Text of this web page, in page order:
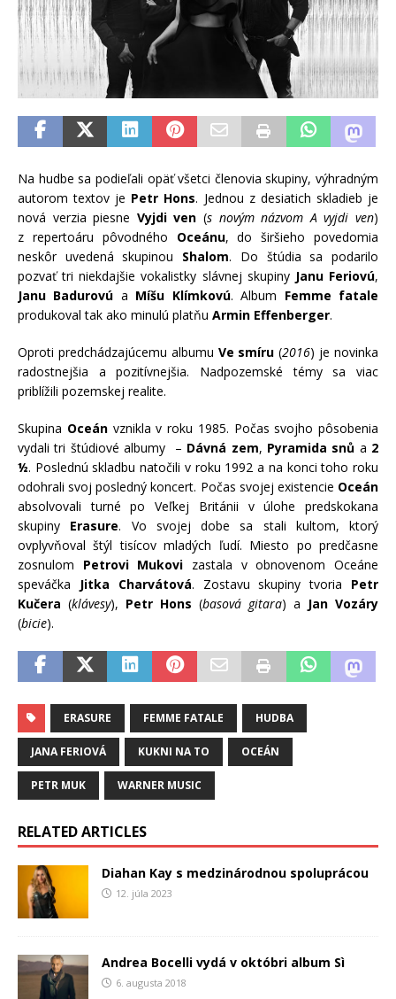
Na hudbe sa podieľali opäť všetci členovia skupiny, výhradným
autorom textov je Petr Hons. Jednou z desiatich skladieb je
nová verzia piesne Vyjdi ven (s novým názvom A vyjdi ven)
z repertoáru pôvodného Oceánu, do širšieho povedomia
neskôr uvedená skupinou Shalom. Do štúdia sa podarilo
pozvať tri niekdajšie vokalistky slávnej skupiny Janu Feriovú,
Janu Badurovú a Míšu Klímkovú. Album Femme fatale
produkoval tak ako minulú platňu Armin Effenberger.
Oproti predchádzajúcemu albumu Ve smíru (2016) je novinka
radostnejšia a pozitívnejšia. Nadpozemské témy sa viac
priblížili pozemskej realite.
Skupina Oceánvznikla v roku 1985. Počas svojho pôsobenia
vydali tri štúdiové albumy – Dávná zem, Pyramida snů a 2
½. Poslednú skladbu natočili v roku 1992 a na konci toho roku
odohrali svoj posledný koncert. Počas svojej existencie Oceán
absolvovali turné po Veľkej Británii v úlohe predskokana
skupiny Erasure. Vo svojej dobe sa stali kultom, ktorý
ovplyvňoval štýl tisícov mladých ľudí. Miesto po predčasne
zosnulom Petrovi Mukovi zastala v obnovenom Oceáne
speváčka
Jitka Charvátová. Zostavu skupiny tvoria Petr
Kučera (klávesy), Petr Hons (basová gitara) a Jan Vozáry
(bicie).
ERASURE FEMME FATALE HUDBA
JANA FERIOVÁ KUKNI NA TO OCEÁN
PETR MUK WARNER MUSIC
RELATED ARTICLES
Diahan Kay s medzinárodnou spoluprácou
12. júla 2023
Andrea Bocelli vydá v októbri album Sì
6. augusta 2018